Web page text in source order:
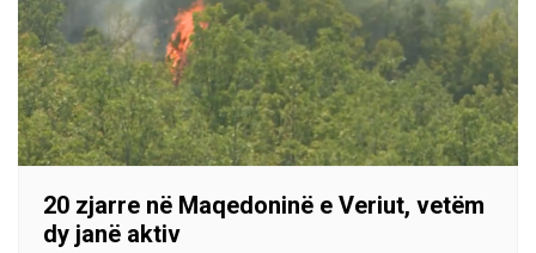
20 zjarre në Maqedoninë e Veriut, vetëm
dy janë aktiv